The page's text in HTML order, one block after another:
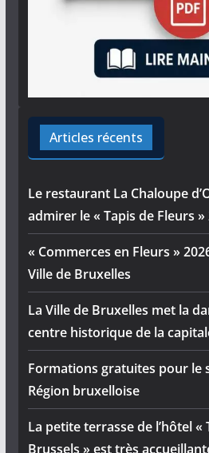
Articles récents
Le restaurant La Chaloupe
admirer le « Tapis de Fleurs »
« Commerces en Fleurs »
Ville de Bruxelles
La Ville de Bruxelles met la
centre historique de la
Formations gratuites pour le
Région bruxelloise
La petite terrasse de l’hôtel «
Brussels » est très